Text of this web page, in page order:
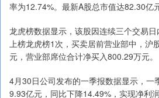
率为12.74%。最新A股总市值达82.30亿元
龙虎榜数据显示，该股因连续三个交易
上榜龙虎榜1次，买卖居前营业部中，沪
元，营业部席位合计净买入800.29万元。
4月30日公司发布的一季报数据显示，一
9.93亿元，同比下降14.49%，实现净利